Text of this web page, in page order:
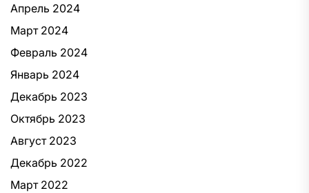
Апрель 2024
Март 2024
Февраль 2024
Январь 2024
Декабрь 2023
Октябрь 2023
Август 2023
Декабрь 2022
Март 2022